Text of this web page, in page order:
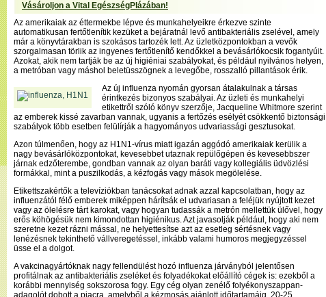
Vásároljon a Vital EgészségPlázában!
Az amerikaiak az éttermekbe lépve és munkahelyeikre érkezve szinte
automatikusan fertőtlenítik kezüket a bejáratnál levő antibakteriális zselével, amely
már a könyvtárakban is szokásos tartozék lett. Az üzletközpontokban a vevők
szorgalmasan törlik az ingyenes fertőtlenítő kendőkkel a bevásárlókocsik fogantyúit.
Azokat, akik nem tartják be az új higiéniai szabályokat, és például nyilvános helyen,
a metróban vagy máshol beletüsszögnek a levegőbe, rosszalló pillantások érik.
Az új influenza nyomán gyorsan átalakulnak a társas
érintkezés bizonyos szabályai. Az üzleti és munkahelyi
etikettről szóló könyv szerzője, Jacqueline Whitmore szerint
az emberek kissé zavarban vannak, ugyanis a fertőzés esélyét csökkentő biztonsági
szabályok több esetben felülírják a hagyományos udvariassági gesztusokat.
Azon túlmenően, hogy az H1N1-vírus miatt igazán aggódó amerikaiak kerülik a
nagy bevásárlóközpontokat, kevesebbet utaznak repülőgépen és kevesebbszer
járnak edzőterembe, gondban vannak az olyan baráti vagy kollegiális üdvözlési
formákkal, mint a puszilkodás, a kézfogás vagy mások megölelése.
Etikettszakértők a televíziókban tanácsokat adnak azzal kapcsolatban, hogy az
influenzától félő emberek miképpen hárítsák el udvariasan a feléjük nyújtott kezet
vagy az ölelésre tárt karokat, vagy hogyan tudassák a metrón mellettük ülővel, hogy
erős köhögésük nem kimondottan higiénikus. Azt javasolják például, hogy aki nem
szeretne kezet rázni mással, ne helyettesítse azt az esetleg sértésnek vagy
lenézésnek tekinthető vállveregetéssel, inkább valami humoros megjegyzéssel
üsse el a dolgot.
A vakcinagyártóknak nagy fellendülést hozó influenza járványból jelentősen
profitálnak az antibakteriális zseléket és folyadékokat előállító cégek is: ezekből a
korábbi mennyiség sokszorosa fogy. Egy cég olyan zenélő folyékonyszappan-
adagolót dobott a piacra, amelyből a kézmosás ajánlott időtartamáig, 20-25